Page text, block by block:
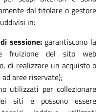
dal titolare o gestore
in:
sessione:garantiscono la
fruizione del sito web
di realizzare un acquisto o
aree riservate);
utilizzati per collezionare
siti e possono essere